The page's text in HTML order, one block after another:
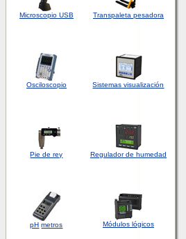
Microscopio USB Transpaleta pesadora
Osciloscopio Sistemas visualización
Pie de rey Regulador de humedad
pH metros Módulos lógicos